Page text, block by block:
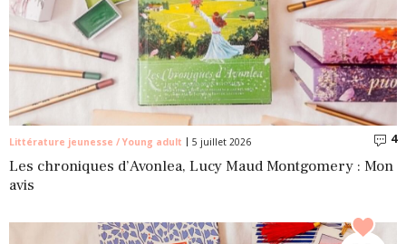
Littérature jeunesse / Young adult 5 juillet 2026 4
Les chroniques d’Avonlea, Lucy Maud Montgomery : Mon
avis